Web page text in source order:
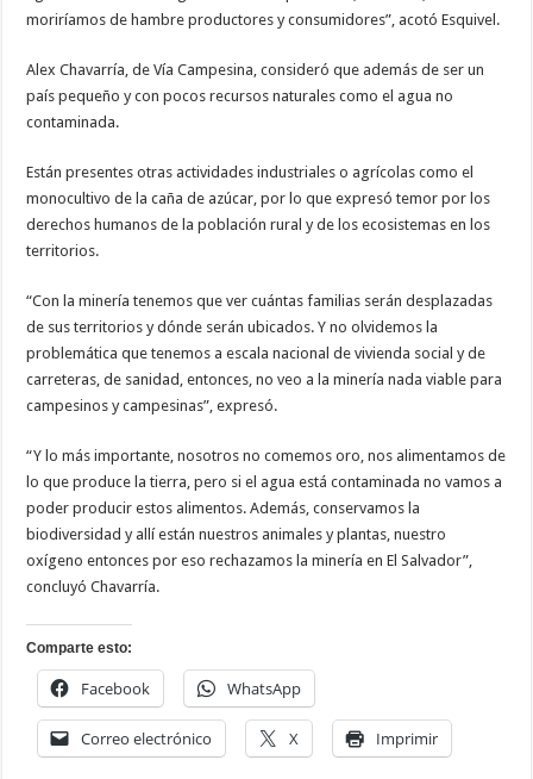
moriríamos de hambre productores y consumidores”, acotó Esquivel.
Alex Chavarría, de Vía Campesina, consideró que además de ser un
país pequeño y con pocos recursos naturales como el agua no
contaminada.
Están presentes otras actividades industriales o agrícolas como el
monocultivo de la caña de azúcar, por lo que expresó temor por los
derechos humanos de la población rural y de los ecosistemas en los
territorios.
“Con la minería tenemos que ver cuántas familias serán desplazadas
de sus territorios y dónde serán ubicados. Y no olvidemos la
problemática que tenemos a escala nacional de vivienda social y de
carreteras, de sanidad, entonces, no veo a la minería nada viable para
campesinos y campesinas”, expresó.
“Y lo más importante, nosotros no comemos oro, nos alimentamos de
lo que produce la tierra, pero si el agua está contaminada no vamos a
poder producir estos alimentos. Además, conservamos la
biodiversidad y allí están nuestros animales y plantas, nuestro
oxígeno entonces por eso rechazamos la minería en El Salvador”,
concluyó Chavarría.
Comparte esto:
Facebook WhatsApp
Correo electrónico X Imprimir